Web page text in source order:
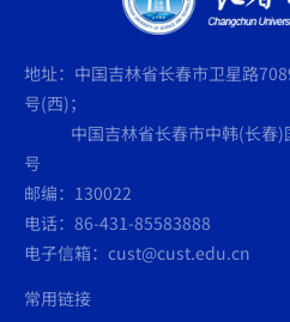
地址：中国吉林省长春市卫星路
号(西)；
中国吉林省长春市中韩(长春)
号
邮编：130022
电话：86-431-85583888
电子信箱：cust@cust.edu.cn
常用链接